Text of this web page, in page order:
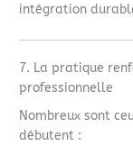
intégration
7. La pratique
professionnelle
Nombreux sont
débutent :